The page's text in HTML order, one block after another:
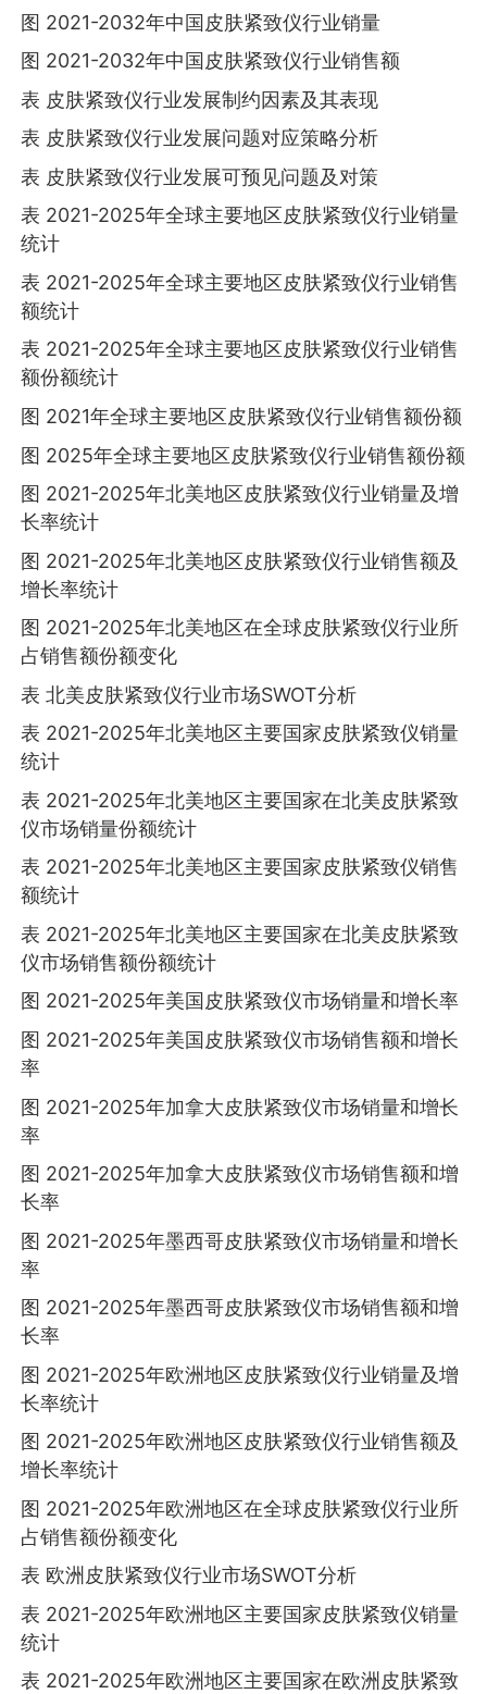
图 2021-2032年中国皮肤紧致仪行业销量
图 2021-2032年中国皮肤紧致仪行业销售额
表 皮肤紧致仪行业发展制约因素及其表现
表 皮肤紧致仪行业发展问题对应策略分析
表 皮肤紧致仪行业发展可预见问题及对策
表 2021-2025年全球主要地区皮肤紧致仪行业销量
统计
表 2021-2025年全球主要地区皮肤紧致仪行业销售
额统计
表 2021-2025年全球主要地区皮肤紧致仪行业销售
额份额统计
图 2021年全球主要地区皮肤紧致仪行业销售额份额
图 2025年全球主要地区皮肤紧致仪行业销售额份额
图 2021-2025年北美地区皮肤紧致仪行业销量及增
长率统计
图 2021-2025年北美地区皮肤紧致仪行业销售额及
增长率统计
图 2021-2025年北美地区在全球皮肤紧致仪行业所
占销售额份额变化
表 北美皮肤紧致仪行业市场SWOT分析
表 2021-2025年北美地区主要国家皮肤紧致仪销量
统计
表 2021-2025年北美地区主要国家在北美皮肤紧致
仪市场销量份额统计
表 2021-2025年北美地区主要国家皮肤紧致仪销售
额统计
表 2021-2025年北美地区主要国家在北美皮肤紧致
仪市场销售额份额统计
图 2021-2025年美国皮肤紧致仪市场销量和增长率
图 2021-2025年美国皮肤紧致仪市场销售额和增长
率
图 2021-2025年加拿大皮肤紧致仪市场销量和增长
率
图 2021-2025年加拿大皮肤紧致仪市场销售额和增
长率
图 2021-2025年墨西哥皮肤紧致仪市场销量和增长
率
图 2021-2025年墨西哥皮肤紧致仪市场销售额和增
长率
图 2021-2025年欧洲地区皮肤紧致仪行业销量及增
长率统计
图 2021-2025年欧洲地区皮肤紧致仪行业销售额及
增长率统计
图 2021-2025年欧洲地区在全球皮肤紧致仪行业所
占销售额份额变化
表 欧洲皮肤紧致仪行业市场SWOT分析
表 2021-2025年欧洲地区主要国家皮肤紧致仪销量
统计
表 2021-2025年欧洲地区主要国家在欧洲皮肤紧致